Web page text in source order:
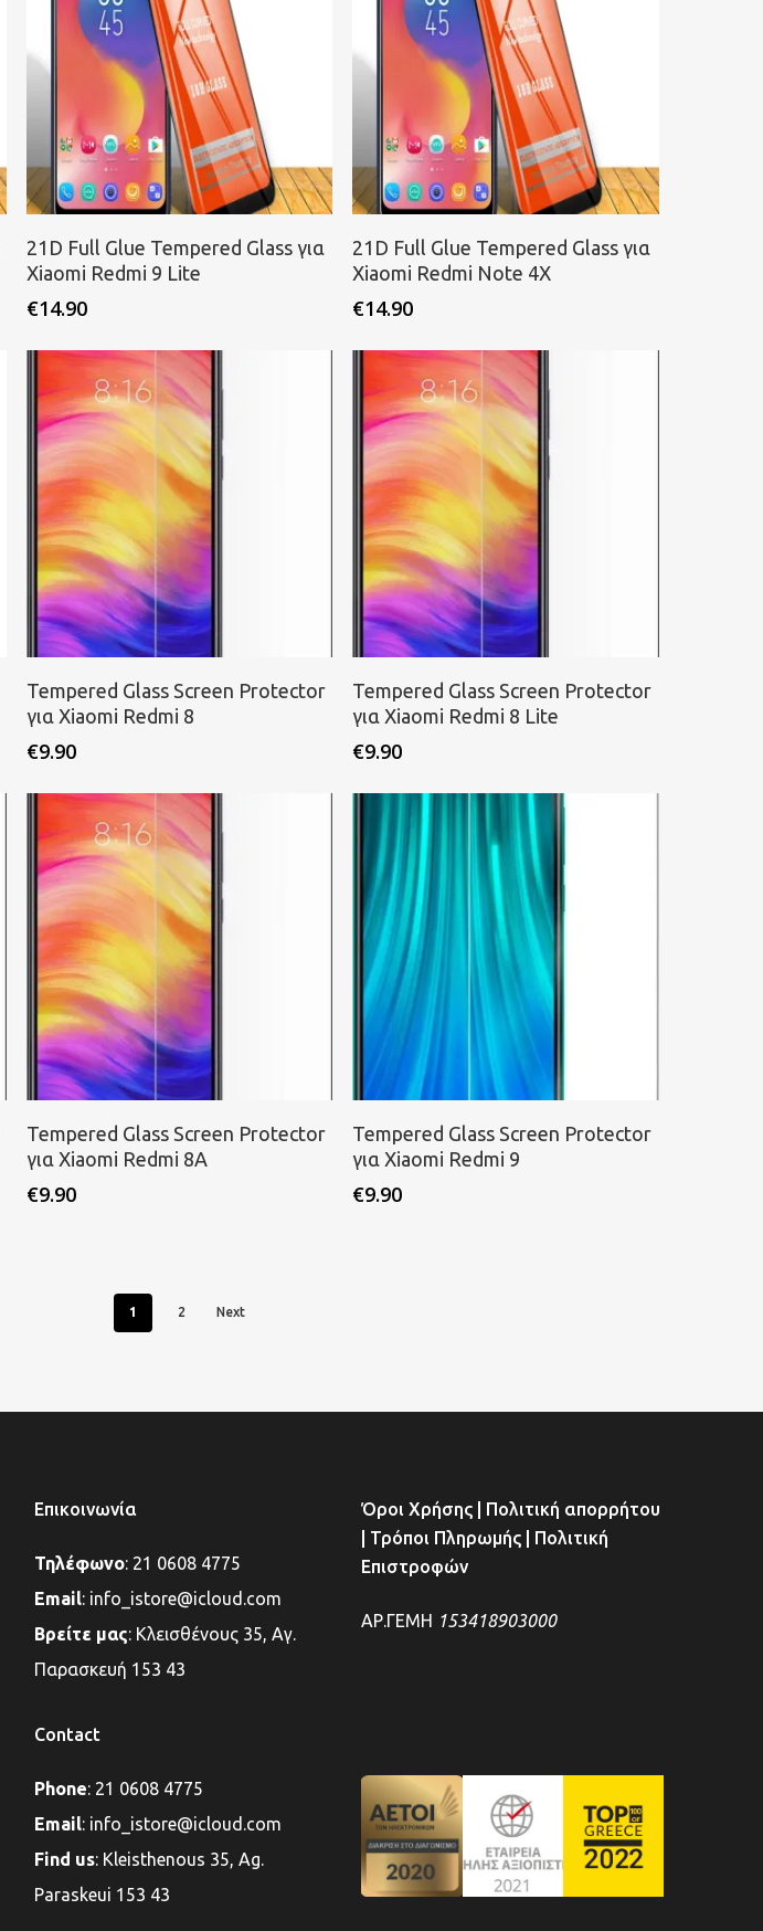
Προσθήκη στο καλάθι
21D Full Glue Tempered Glass για
Xiaomi Redmi 9 Lite
€14.90
Προσθήκη στο καλάθι
21D Full Glue Tempered Glass για
Xiaomi Redmi Note 4X
€14.90
Προσθήκη στο καλάθι
Tempered Glass Screen Protector
για Xiaomi Redmi 8
€9.90
Προσθήκη στο καλάθι
Tempered Glass Screen Protector
για Xiaomi Redmi 8 Lite
€9.90
Προσθήκη στο καλάθι
Tempered Glass Screen Protector
για Xiaomi Redmi 8A
€9.90
Προσθήκη στο καλάθι
Tempered Glass Screen Protector
για Xiaomi Redmi 9
€9.90
1 2 Next
Επικοινωνία
Τηλέφωνο: 21 0608 4775
Email: info_istore@icloud.com
Βρείτε μας: Κλεισθένους 35, Αγ.
Παρασκευή 153 43
Contact
Phone: 21 0608 4775
Email: info_istore@icloud.com
Find us: Kleisthenous 35, Ag.
Paraskeui 153 43
Όροι Χρήσης
Πολιτική απορρήτου
Τρόποι Πληρωμής
Πολιτική
Επιστροφών
ΑΡ.ΓΕΜΗ 153418903000